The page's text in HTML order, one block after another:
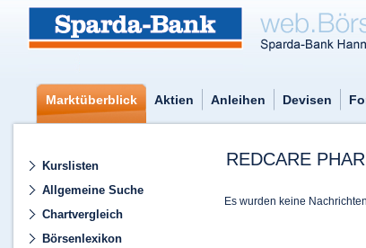
Marktüberblick Aktien Anleihen Devisen
Kurslisten
Allgemeine Suche
Chartvergleich
Börsenlexikon
REDCARE
Es wurden keine